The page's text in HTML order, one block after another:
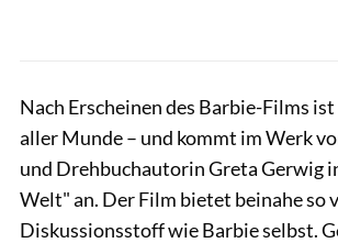
Nach Erscheinen des Barbie-Films
aller Munde – und kommt im Werk
und Drehbuchautorin Greta Gerwig
Welt" an. Der Film bietet beinahe so
Diskussionsstoff wie Barbie selbst.